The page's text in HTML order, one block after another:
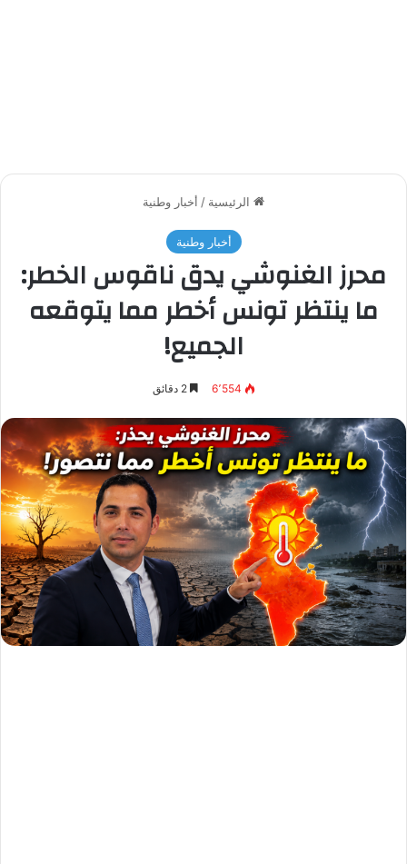
الرئيسية / أخبار وطنية
أخبار وطنية
محرز الغنوشي يدق ناقوس الخطر:
ما ينتظر تونس أخطر مما يتوقعه
الجميع!
6٬554 2 دقائق